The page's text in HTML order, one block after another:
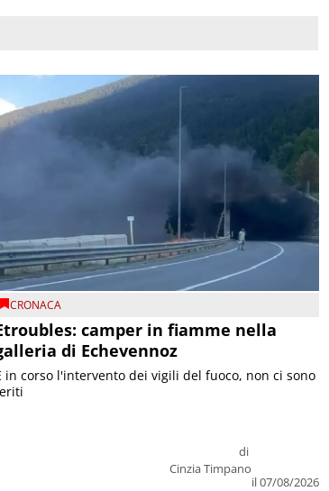
CRONACA
camper in fiamme nella
di Echevennoz
di
Cinzia Timpano
il 07/08/2026
in corso l'intervento dei vigili del fuoco, non ci sono